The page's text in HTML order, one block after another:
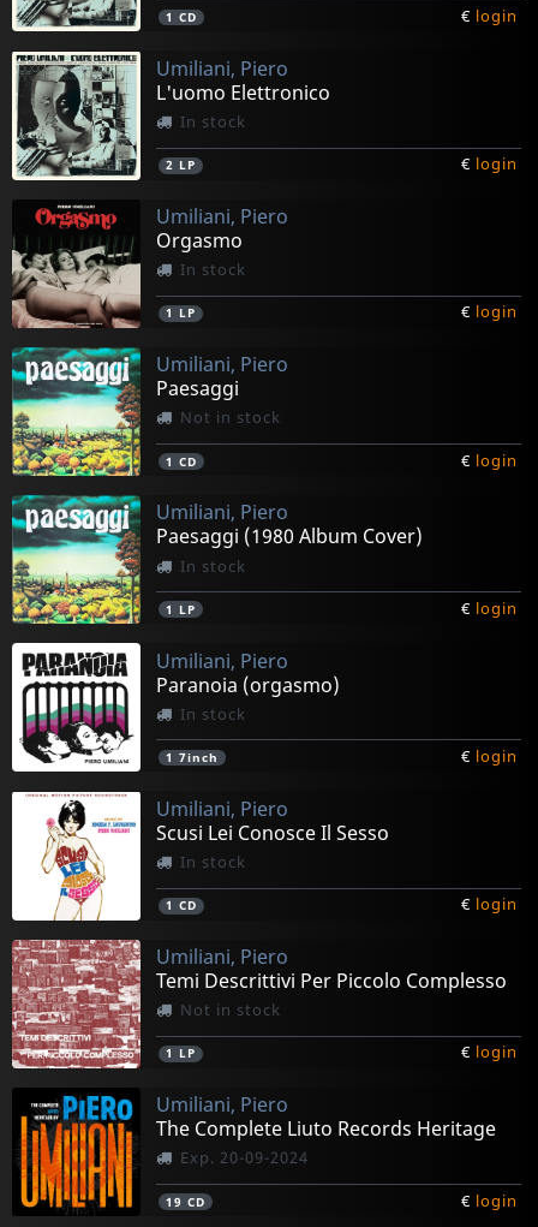
1 CD € login
Umiliani, Piero
L'uomo Elettronico
In stock
2 LP € login
Umiliani, Piero
Orgasmo
In stock
1 LP € login
Umiliani, Piero
Paesaggi
Not in stock
1 CD € login
Umiliani, Piero
Paesaggi (1980 Album Cover)
In stock
1 LP € login
Umiliani, Piero
Paranoia (orgasmo)
In stock
1 7inch € login
Umiliani, Piero
Scusi Lei Conosce Il Sesso
In stock
1 CD € login
Umiliani, Piero
Temi Descrittivi Per Piccolo Complesso
Not in stock
1 LP € login
Umiliani, Piero
The Complete Liuto Records Heritage
Exp. 20-09-2024
19 CD € login